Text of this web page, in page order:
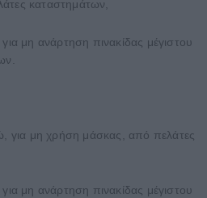
καταστημάτων,
μη ανάρτηση πινακίδας μέγιστου
για μη χρήση μάσκας, από πελάτες
μη ανάρτηση πινακίδας μέγιστου